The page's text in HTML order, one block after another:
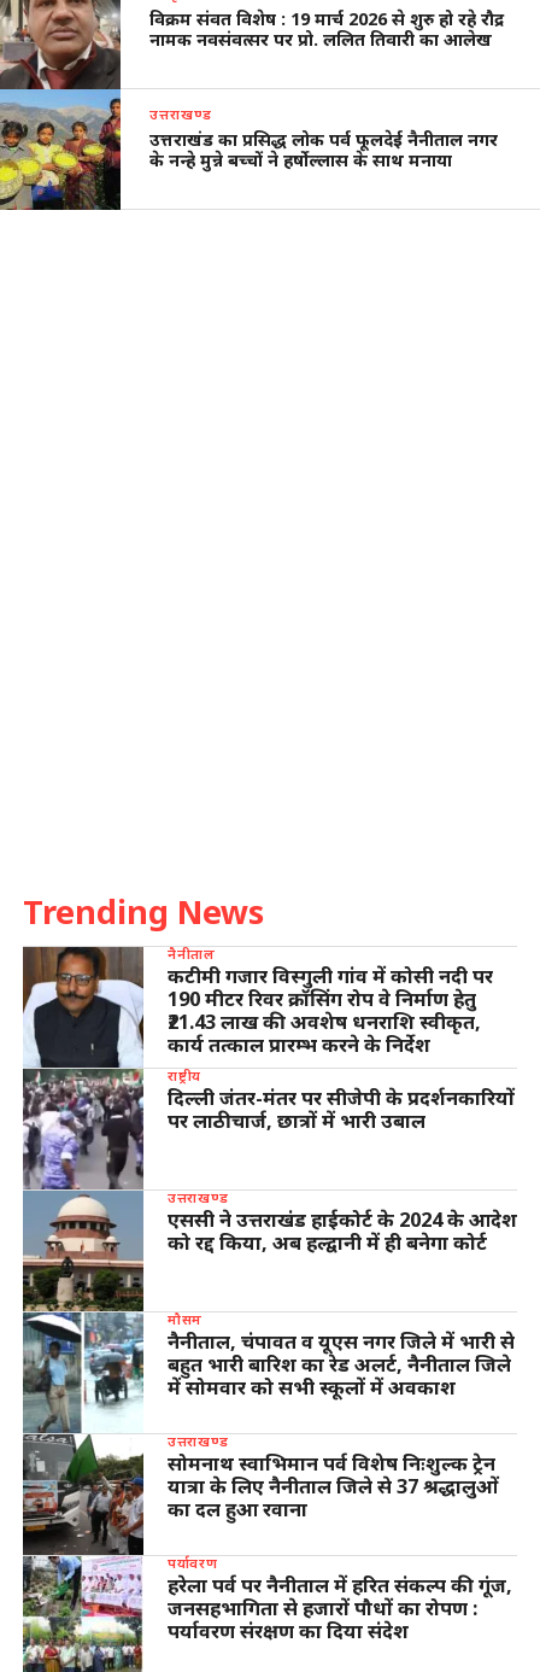
विक्रम संवत विशेष : 19 मार्च 2026 से शुरु हो रहे रौद्र
नामक नवसंवत्सर पर प्रो. ललित तिवारी का आलेख
उत्तराखण्ड
उत्तराखंड का प्रसिद्ध लोक पर्व फूलदेई नैनीताल नगर
के नन्हे मुन्ने बच्चों ने हर्षोल्लास के साथ मनाया
Trending News
नैनीताल
कटीमी गजार विस्गुली गांव में कोसी नदी पर
190 मीटर रिवर क्रॉसिंग रोप वे निर्माण हेतु
₹21.43 लाख की अवशेष धनराशि स्वीकृत,
कार्य तत्काल प्रारम्भ करने के निर्देश
राष्ट्रीय
दिल्ली जंतर-मंतर पर सीजेपी के प्रदर्शनकारियों
पर लाठीचार्ज, छात्रों में भारी उबाल
उत्तराखण्ड
एससी ने उत्तराखंड हाईकोर्ट के 2024 के आदेश
को रद्द किया, अब हल्द्वानी में ही बनेगा कोर्ट
मौसम
नैनीताल, चंपावत व यूएस नगर जिले में भारी से
बहुत भारी बारिश का रेड अलर्ट, नैनीताल जिले
में सोमवार को सभी स्कूलों में अवकाश
उत्तराखण्ड
सोमनाथ स्वाभिमान पर्व विशेष निःशुल्क ट्रेन
यात्रा के लिए नैनीताल जिले से 37 श्रद्धालुओं
का दल हुआ रवाना
पर्यावरण
हरेला पर्व पर नैनीताल में हरित संकल्प की गूंज,
जनसहभागिता से हजारों पौधों का रोपण :
पर्यावरण संरक्षण का दिया संदेश